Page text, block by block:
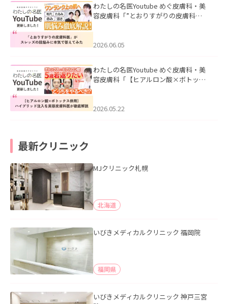
わたしの名医Youtube めぐ皮膚科・美
容皮膚科「”とおりすがりの皮膚科
2026.06.05
わたしの名医Youtube めぐ皮膚科・美
容皮膚科「【ヒアルロン酸×ボトック
た。
2026.05.22
最新クリニック
MJクリニック札幌
北海道
いびきメディカルクリニック 福岡院
福岡県
いびきメディカルクリニック 神戸三宮